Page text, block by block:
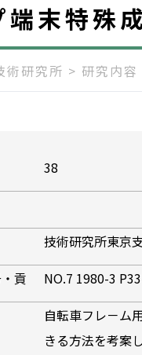
端末特殊
術研究所 > 研究内容
38
技術研究所東京
貢
NO.7 1980-3
自転車フレ－ム
きる方法を考案